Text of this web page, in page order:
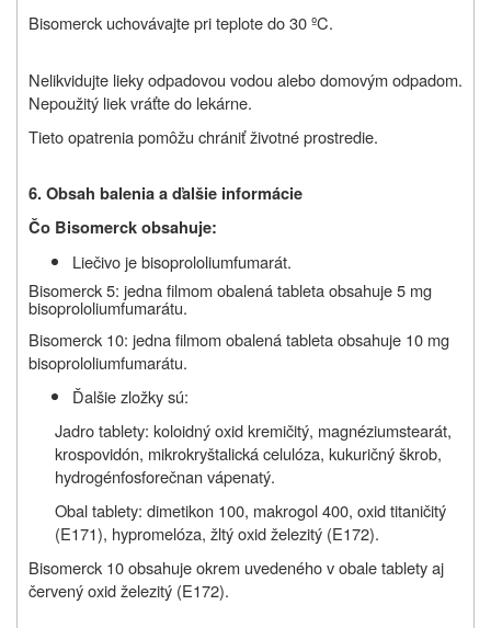
Bisomerck uchovávajte pri teplote do 30 ºC.
Nelikvidujte lieky odpadovou vodou alebo domovým odpadom.
Nepoužitý liek vráťte do lekárne.
Tieto opatrenia pomôžu chrániť životné prostredie.
6. Obsah balenia a ďalšie informácie
Čo Bisomerck obsahuje:
Liečivo je bisoprololiumfumarát.
Bisomerck 5: jedna filmom obalená tableta obsahuje 5 mg
bisoprololiumfumarátu.
Bisomerck 10: jedna filmom obalená tableta obsahuje 10 mg
bisoprololiumfumarátu.
Ďalšie zložky sú:
Jadro tablety: koloidný oxid kremičitý, magnéziumstearát,
krospovidón, mikrokryštalická celulóza, kukuričný škrob,
hydrogénfosforečnan vápenatý.
Obal tablety: dimetikon 100, makrogol 400, oxid titaničitý
(E171), hypromelóza, žltý oxid železitý (E172).
Bisomerck 10 obsahuje okrem uvedeného v obale tablety aj
červený oxid železitý (E172).